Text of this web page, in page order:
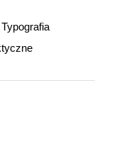
Typografia